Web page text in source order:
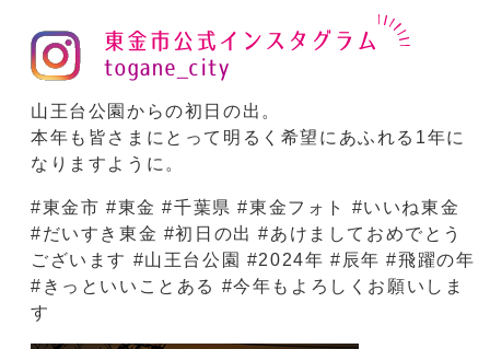
山王台公園からの初日の出。
本年も皆さまにとって明るく希望にあふれる1年に
なりますように。
#東金市 #東金 #千葉県 #東金フォト #いいね東金
#だいすき東金 #初日の出 #あけましておめでとう
ございます #山王台公園 #2024年 #辰年 #飛躍の年
#きっといいことある #今年もよろしくお願いしま
す